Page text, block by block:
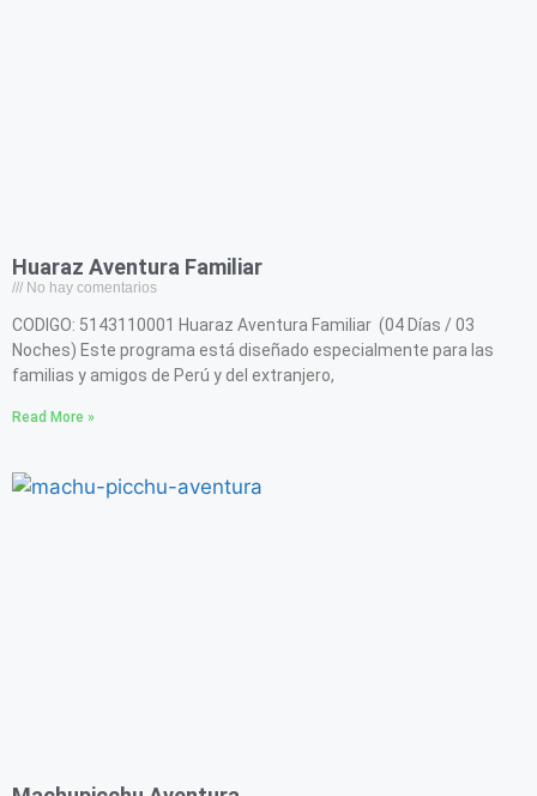
Huaraz Aventura Familiar
No hay comentarios
CODIGO: 5143110001 Huaraz Aventura Familiar (04 Días / 03
Noches) Este programa está diseñado especialmente para las
familias y amigos de Perú y del extranjero,
Read More »